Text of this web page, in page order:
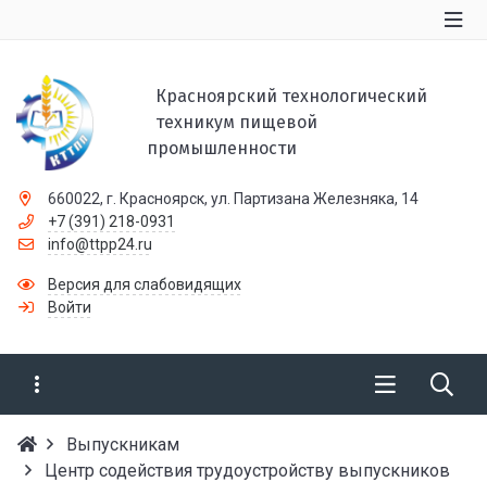
Красноярский технологический
техникум пищевой
промышленности
660022, г. Красноярск, ул. Партизана Железняка, 14
+7 (391) 218-0931
info@ttpp24.ru
Версия для слабовидящих
Войти
Выпускникам
Центр содействия трудоустройству выпускников